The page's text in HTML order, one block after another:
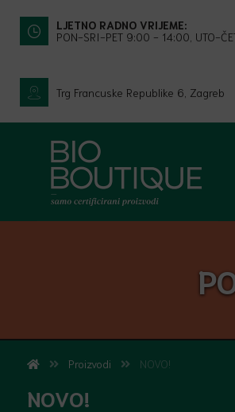
LJETNO RADNO VRIJEME:
PON-SRI-PET 9:00 - 14:00, UTO-
Trg Francuske Republike 6, Zagreb
Proizvodi NOVO!
NOVO!